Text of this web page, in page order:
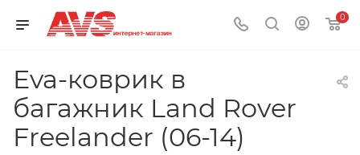
0
Eva-коврик в
багажник Land Rover
Freelander (06-14)